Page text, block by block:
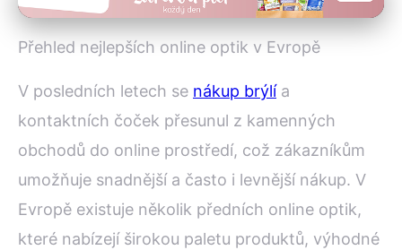
Top 5 Online Optik v Evropě:
16. 2. 2026 · 5 min čtení · Autor: Marek Dolejš
Přehled nejlepších online optik v Evropě
V posledních letech se nákup brýlía
kontaktních čoček přesunul z kamenných
obchodů do online prostředí, což zákazníkům
umožňuje snadnější a často i levnější nákup. V
Evropě existuje několik předních online optik,
které nabízejí širokou paletu produktů, výhodné